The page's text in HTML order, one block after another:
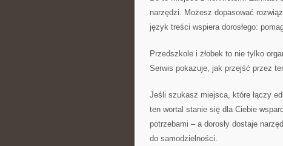
narzędzi. Możesz dopasować
język treści wspiera dorosłego:
Przedszkole i żłobek to nie tylko
Serwis pokazuje, jak przejść przez
Jeśli szukasz miejsca, które łączy
ten wortal stanie się dla Ciebie
potrzebami – a dorosły dostaje
do samodzielności.